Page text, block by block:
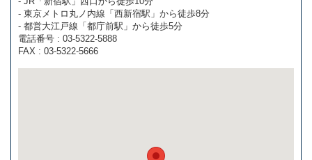
- 東京メトロ丸ノ内線「西新宿駅」から徒歩8分
- 都営大江戸線「都庁前駅」から徒歩5分
電話番号 : 03-5322-5888
FAX : 03-5322-5666